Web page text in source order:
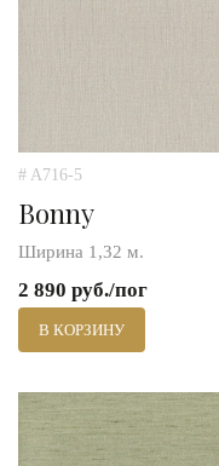
# A716-5
Bonny
Ширина 1,32 м.
2 890 руб./пог
В КОРЗИНУ